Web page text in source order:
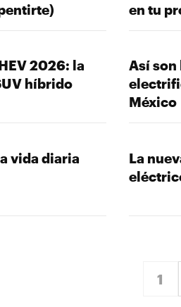
en tu
2026: la
híbrido
Así son
México
vida diaria
La
1